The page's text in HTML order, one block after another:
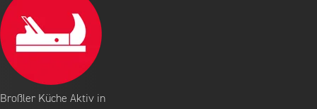
Broßler Küche Aktiv in